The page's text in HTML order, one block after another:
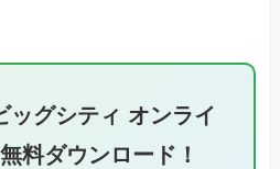
ッグシティ オンライ
料ダウンロード！